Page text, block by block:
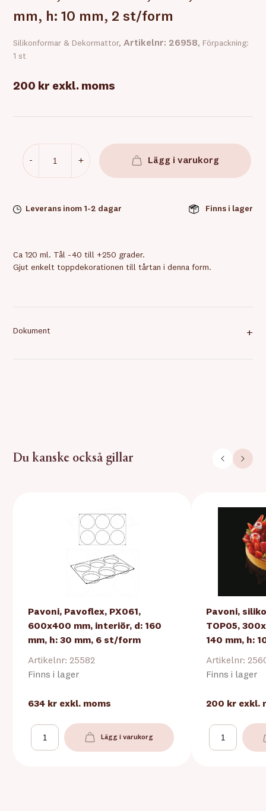
mm, h: 10 mm, 2 st/form
Silikonformar & Dekormattor,Artikelnr: 26958, Förpackning:
1 st
200 kr exkl. moms
- + Lägg i varukorg
Leverans inom 1-2 dagar Finns i lager
Ca 120 ml. Tål -40 till +250 grader.
Gjut enkelt toppdekorationen till tårtan i denna form.
Dokument +
Du kanske också gillar
Pavoni, Pavoflex, PX061,
600x400 mm, interiör, d: 160
mm, h: 30 mm, 6 st/form
Artikelnr: 25582
Finns i lager
634 kr exkl. moms
Lägg i varukorg
Pavoni,
TOP05,
140 mm, h:
Artikelnr:
Finns i lager
200 kr exkl.